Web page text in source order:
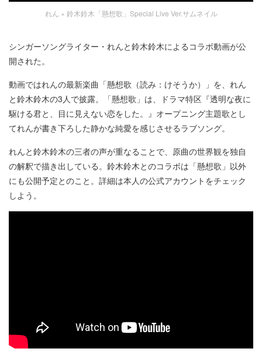
れん × 鈴木鈴木「懸想歌」Special Live Ver.サムネイル
シンガーソングライター・れんと鈴木鈴木によるコラボ動画が公
開された。
動画ではれんの最新楽曲「懸想歌（読み：けそうか）」を、れん
と鈴木鈴木の3人で披露。「懸想歌」は、ドラマ特区『透明な夜に
駆ける君と、目に見えない恋をした。』オープニング主題歌とし
てれんが書き下ろした静かな純愛を感じさせるラブソング。
れんと鈴木鈴木の三者の声が重なることで、原曲の世界観を独自
の解釈で描き出している。鈴木鈴木とのコラボは「懸想歌」以外
にも公開予定とのこと。詳細は本人の公式アカウントをチェック
しよう。